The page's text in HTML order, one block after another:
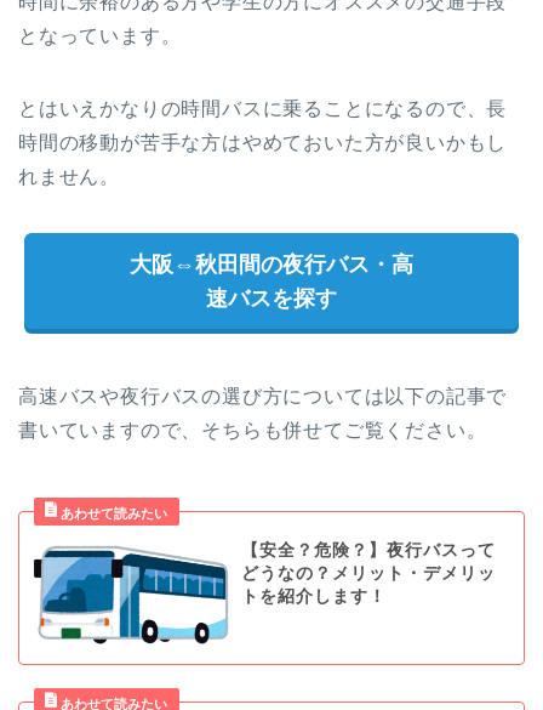
となっています。
とはいえかなりの時間バスに乗ることになるので、長
時間の移動が苦手な方はやめておいた方が良いかもし
れません。
大阪⇔秋田間の夜行バス・高
速バスを探す
高速バスや夜行バスの選び方については以下の記事で
書いていますので、そちらも併せてご覧ください。
【安全？危険？】夜行バスって
どうなの？メリット・デメリッ
トを紹介します！